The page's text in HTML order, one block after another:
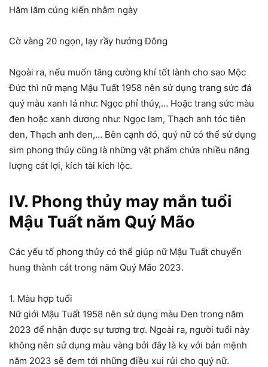
Hăm lăm cúng kiến nhằm ngày
Cờ vàng 20 ngọn, lạy rầy hướng Đông
Ngoài ra, nếu muốn tăng cường khí tốt lành cho sao Mộc
Đức thì nữ mạng Mậu Tuất 1958 nên sử dụng trang sức đá
quý màu xanh lá như: Ngọc phỉ thúy,… Hoặc trang sức màu
đen hoặc xanh dương như: Ngọc lam, Thạch anh tóc tiên
đen, Thạch anh đen,… Bên cạnh đó, quý nữ có thể sử dụng
sim phong thủy cũng là những vật phẩm chứa nhiều năng
lượng cát lợi, kích tài kích lộc.
IV. Phong thủy may mắn tuổi
Mậu Tuất năm Quý Mão
Các yếu tố phong thủy có thể giúp nữ Mậu Tuất chuyển
hung thành cát trong năm Quý Mão 2023.
1. Màu hợp tuổi
Nữ giới Mậu Tuất 1958 nên sử dụng màu Đen trong năm
2023 để nhận được sự tương trợ. Ngoài ra, người tuổi này
không nên sử dụng màu vàng bởi đây là kỵ với bản mệnh
năm 2023 sẽ đem tới những điều xui rủi cho quý nữ.